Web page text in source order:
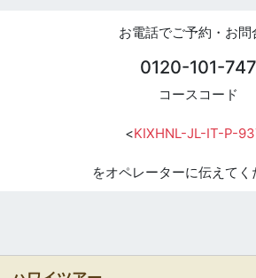
お電話でご予約・お問
0120-101-747
コースコード
<KIXHNL-JL-IT-P-
をオペレーターに伝えてく